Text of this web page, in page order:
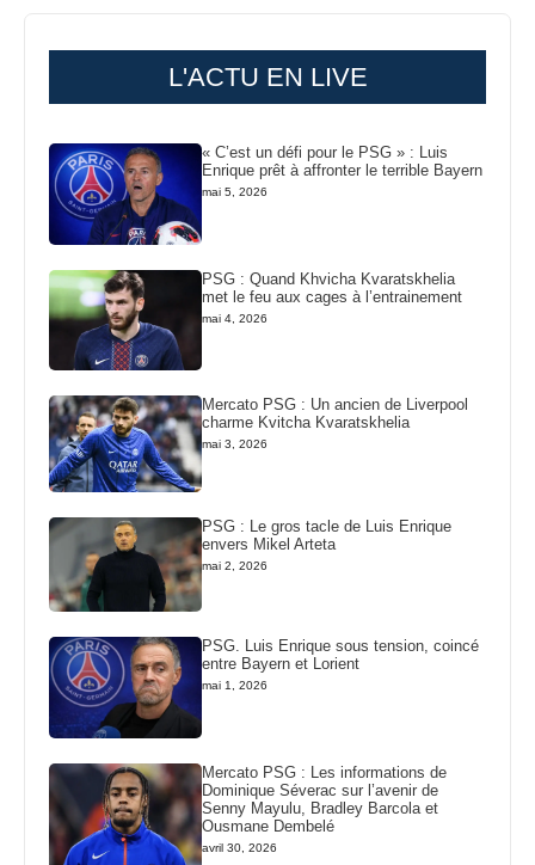
L'ACTU EN LIVE
« C’est un défi pour le PSG » : Luis
Enrique prêt à affronter le terrible Bayern
mai 5, 2026
PSG : Quand Khvicha Kvaratskhelia
met le feu aux cages à l’entrainement
mai 4, 2026
Mercato PSG : Un ancien de Liverpool
charme Kvitcha Kvaratskhelia
mai 3, 2026
PSG : Le gros tacle de Luis Enrique
envers Mikel Arteta
mai 2, 2026
PSG. Luis Enrique sous tension, coincé
entre Bayern et Lorient
mai 1, 2026
Mercato PSG : Les informations de
Dominique Séverac sur l’avenir de
Senny Mayulu, Bradley Barcola et
Ousmane Dembelé
avril 30, 2026